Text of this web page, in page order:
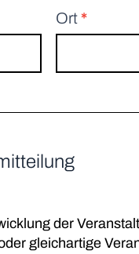
Ort*
der
gleichartige